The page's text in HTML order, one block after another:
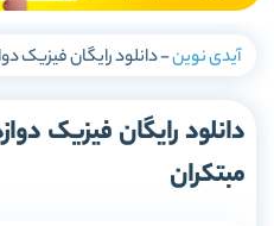
آیدی نوین-دانلود رایگان فیزیک
دانلود رایگان فیزیک
مبتکران